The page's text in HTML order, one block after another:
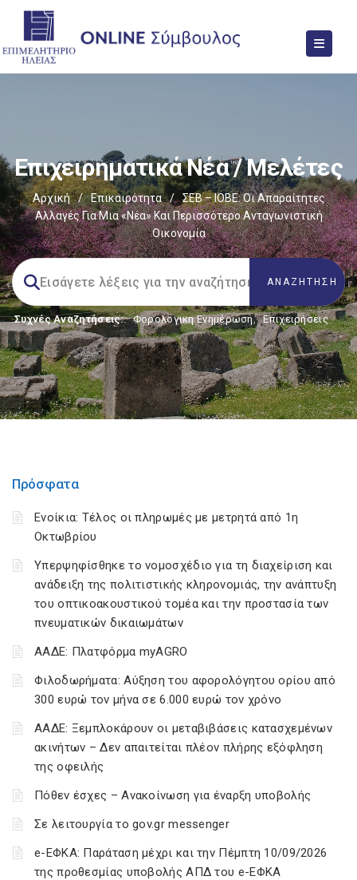
Επιχειρηματικά Νέα / Μελέτες
Αρχική / Επικαιρότητα /
ΣΕΒ – ΙΟΒΕ: Οι Απαραίτητες
Αλλαγές Για Μια «νέα» Και Περισσότερο Ανταγωνιστική
Οικονομία
Συχνές Αναζητήσεις: Φορολογικη Ενημέρωση, Επιχειρήσεις
Πρόσφατα
Ενοίκια: Τέλος οι πληρωμές με μετρητά από 1η
Οκτωβρίου
Υπερψηφίσθηκε το νομοσχέδιο για τη διαχείριση και
ανάδειξη της πολιτιστικής κληρονομιάς, την ανάπτυξη
του οπτικοακουστικού τομέα και την προστασία των
πνευματικών δικαιωμάτων
ΑΑΔΕ: Πλατφόρμα myAGRO
Φιλοδωρήματα: Αύξηση του αφορολόγητου ορίου από
300 ευρώ τον μήνα σε 6.000 ευρώ τον χρόνο
ΑΑΔΕ: Ξεμπλοκάρουν οι μεταβιβάσεις κατασχεμένων
ακινήτων – Δεν απαιτείται πλέον πλήρης εξόφληση
της οφειλής
Πόθεν έσχες – Ανακοίνωση για έναρξη υποβολής
Σε λειτουργία το gov.gr messenger
e-ΕΦΚΑ: Παράταση μέχρι και την Πέμπτη 10/09/2026
της προθεσμίας υποβολής ΑΠΔ του e-ΕΦΚΑ